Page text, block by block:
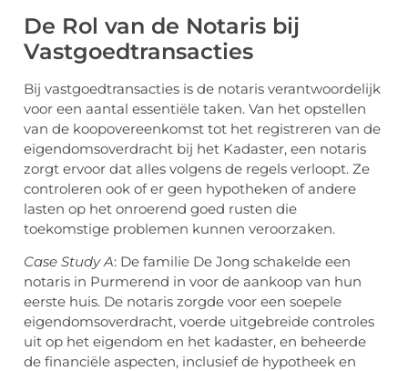
De Rol van de Notaris bij
Vastgoedtransacties
Bij vastgoedtransacties is de notaris verantwoordelijk
voor een aantal essentiële taken. Van het opstellen
van de koopovereenkomst tot het registreren van de
eigendomsoverdracht bij het Kadaster, een notaris
zorgt ervoor dat alles volgens de regels verloopt. Ze
controleren ook of er geen hypotheken of andere
lasten op het onroerend goed rusten die
toekomstige problemen kunnen veroorzaken.
Case Study A: De familie De Jong schakelde een
notaris in Purmerend in voor de aankoop van hun
eerste huis. De notaris zorgde voor een soepele
eigendomsoverdracht, voerde uitgebreide controles
uit op het eigendom en het kadaster, en beheerde
de financiële aspecten, inclusief de hypotheek en